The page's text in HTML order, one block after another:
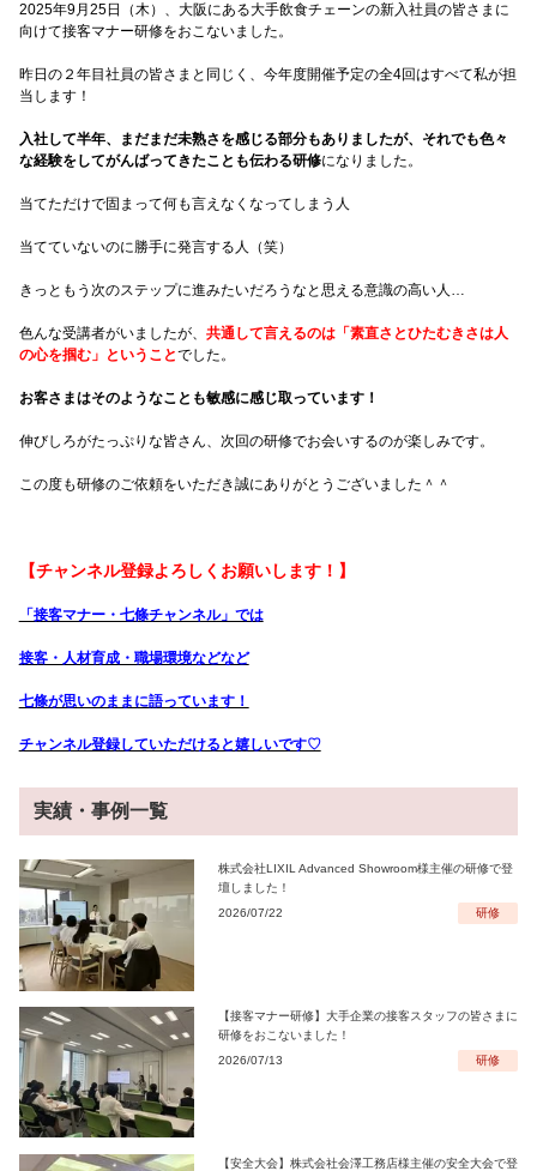
2025年9月25日（木）、大阪にある大手飲食チェーンの新入社員の皆さまに
向けて接客マナー研修をおこないました。
昨日の２年目社員の皆さまと同じく、今年度開催予定の全4回はすべて私が担
当します！
入社して半年、まだまだ未熟さを感じる部分もありましたが、それでも色々
な経験をしてがんばってきたことも伝わる研修になりました。
当てただけで固まって何も言えなくなってしまう人
当てていないのに勝手に発言する人（笑）
きっともう次のステップに進みたいだろうなと思える意識の高い人…
色んな受講者がいましたが、 共通して言えるのは「素直さとひたむきさは人
の心を掴む」ということでした。
お客さまはそのようなことも敏感に感じ取っています！
伸びしろがたっぷりな皆さん、次回の研修でお会いするのが楽しみです。
この度も研修のご依頼をいただき誠にありがとうございました＾＾
【チャンネル登録よろしくお願いします！】
「接客マナー・七條チャンネル」では
接客・人材育成・職場環境などなど
七條が思いのままに語っています！
チャンネル登録していただけると嬉しいです♡
実績・事例一覧
株式会社LIXIL Advanced Showroom様主催の研修で登
壇しました！
2026/07/22
研修
【接客マナー研修】大手企業の接客スタッフの皆さまに
研修をおこないました！
2026/07/13
研修
【安全大会】株式会社会澤工務店様主催の安全大会で登